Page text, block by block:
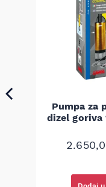
Pumpa za
dizel goriva